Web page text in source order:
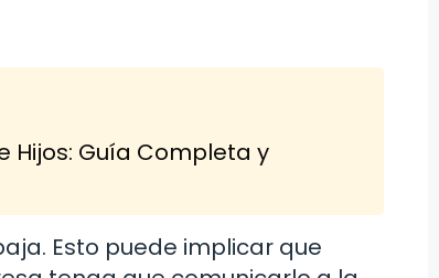
Hijos: Guía Completa y
Esto puede implicar que